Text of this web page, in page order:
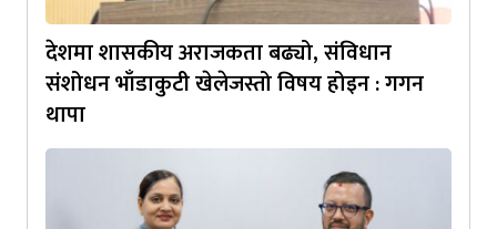
देशमा शासकीय अराजकता बढ्यो, संविधान
संशोधन भाँडाकुटी खेलेजस्तो विषय होइन : गगन
थापा